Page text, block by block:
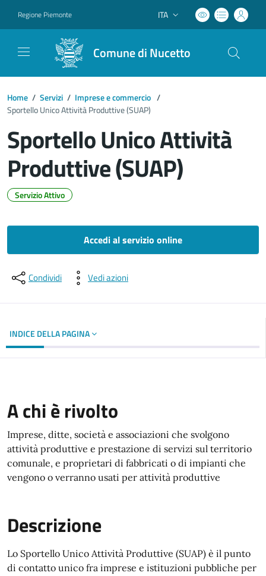
Regione Piemonte Lingua attiva:
ITA
Comune di Nucetto
Home / Servizi / Imprese e commercio /
Sportello Unico Attività Produttive (SUAP)
Sportello Unico Attività
Produttive (SUAP)
Servizio Attivo
Accedi al servizio online
Condividi Vedi azioni
INDICE DELLA PAGINA
A chi è rivolto
Imprese, ditte, società e associazioni che svolgono
attività produttive e prestazione di servizi sul territorio
comunale, e proprietari di fabbricati o di impianti che
vengono o verranno usati per attività produttive
Descrizione
Lo Sportello Unico Attività Produttive (SUAP) è il punto
di contatto unico fra imprese e istituzioni pubbliche per